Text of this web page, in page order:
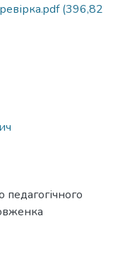
(396,82
педагогічного